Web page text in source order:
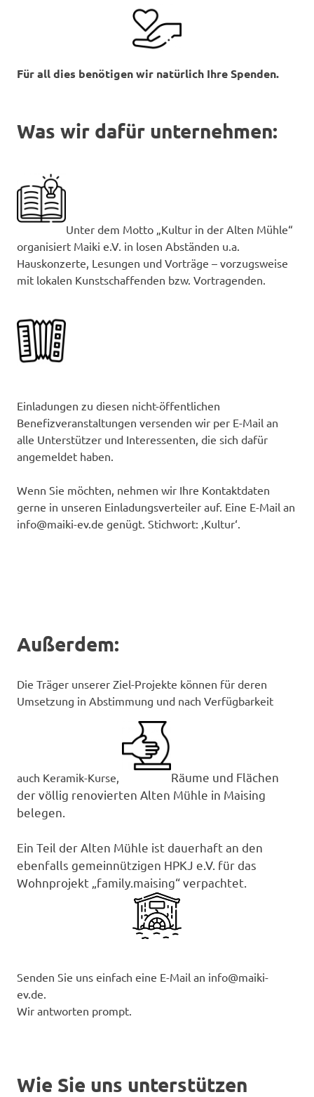
Für all dies benötigen wir natürlich Ihre Spenden.
Was wir dafür unternehmen:
Unter dem Motto „Kultur in der Alten Mühle“
organisiert Maiki e.V. in losen Abständen u.a.
Hauskonzerte, Lesungen und Vorträge – vorzugsweise
mit lokalen Kunstschaffenden bzw. Vortragenden.
Einladungen zu diesen nicht-öffentlichen
Benefizveranstaltungen versenden wir per E-Mail an
alle Unterstützer und Interessenten, die sich dafür
angemeldet haben.
Wenn Sie möchten, nehmen wir Ihre Kontaktdaten
gerne in unseren Einladungsverteiler auf. Eine E-Mail an
info@maiki-ev.de genügt. Stichwort: ‚Kultur‘.
Außerdem:
Die Träger unserer Ziel-Projekte können für deren
Umsetzung in Abstimmung und nach Verfügbarkeit
auch Keramik-Kurse,
Räume und Flächen
der völlig renovierten Alten Mühle in Maising
belegen.
Ein Teil der Alten Mühle ist dauerhaft an den
ebenfalls gemeinnützigen HPKJ e.V. für das
Wohnprojekt „family.maising“ verpachtet.
Senden Sie uns einfach eine E-Mail an info@maiki-
ev.de.
Wir antworten prompt.
Wie Sie uns unterstützen